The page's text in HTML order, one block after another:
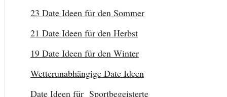
23 Date Ideen für den Sommer
21 Date Ideen für den Herbst
19 Date Ideen für den Winter
Wetterunabhängige Date Ideen
Date Ideen für  Sportbegeisterte